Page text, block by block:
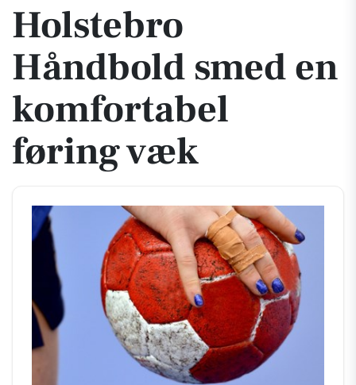
Holstebro
Håndbold smed en
komfortabel
føring væk